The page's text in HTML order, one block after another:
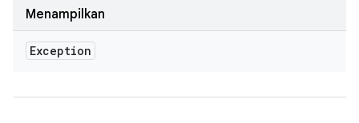
Menampilkan
Exception